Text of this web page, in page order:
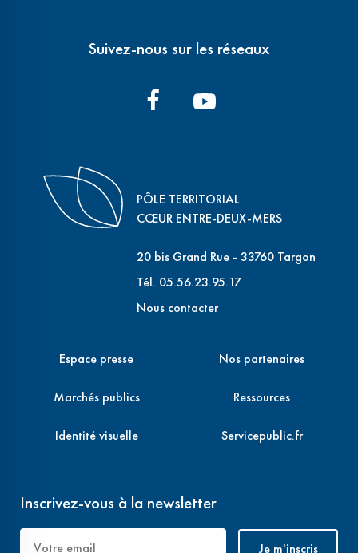
Suivez-nous sur les réseaux
PÔLE TERRITORIAL
CŒUR ENTRE-DEUX-MERS
20 bis Grand Rue - 33760 Targon
Tél. 05.56.23.95.17
Nous contacter
Espace presse
Marchés publics
Identité visuelle
Nos partenaires
Ressources
Servicepublic.fr
Inscrivez-vous à la newsletter